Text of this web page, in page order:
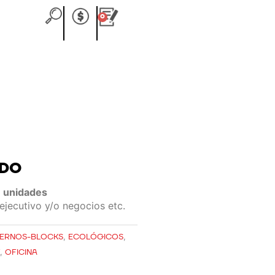
0
Carrito
unidades
y/o negocios etc.
BLOCKS, ECOLÓGICOS,
,OFICINA